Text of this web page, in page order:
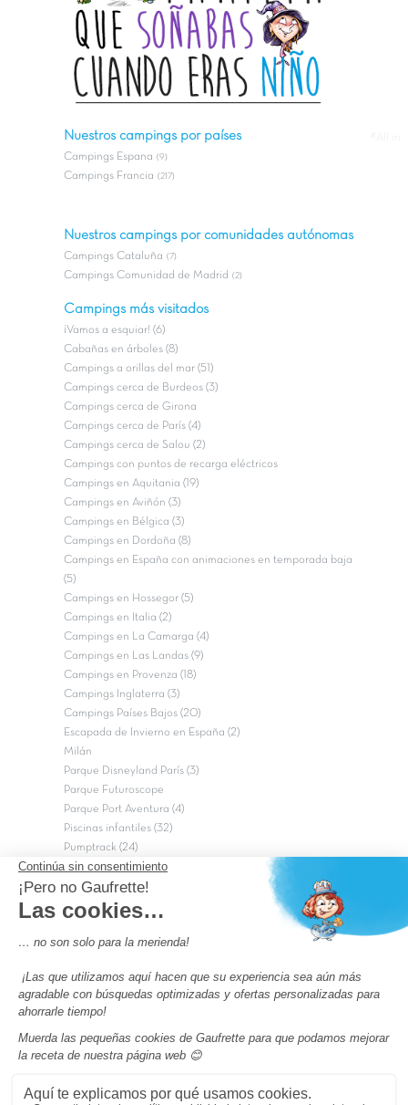
Nuestros campings por países
Campings Espana (9)
Campings Francia (217)
Nuestros campings por comunidades autónomas
Campings Cataluña (7)
Campings Comunidad de Madrid (2)
Campings más visitados
¡Vamos a esquiar! (6)
Cabañas en árboles (8)
Campings a orillas del mar (51)
Campings cerca de Burdeos (3)
Campings cerca de Girona
Campings cerca de París (4)
Campings cerca de Salou (2)
Campings con puntos de recarga eléctricos
Campings en Aquitania (19)
Campings en Aviñón (3)
Campings en Bélgica (3)
Campings en Dordoña (8)
Campings en España con animaciones en temporada baja
(5)
Campings en Hossegor (5)
Campings en Italia (2)
Campings en La Camarga (4)
Campings en Las Landas (9)
Campings en Provenza (18)
Campings Inglaterra (3)
Campings Países Bajos (20)
Escapada de Invierno en España (2)
Milán
Parque Disneyland París (3)
Parque Futuroscope
Parque Port Aventura (4)
Piscinas infantiles (32)
Pumptrack (24)
Puy du Fou (2)
Roma
Semana Santa (17)
Campings de 4 estrellas en Francia
Los camping con piscinas en Francia
Camping Barcelona
Camping Murcia
Camping Costa Brava
Camping Costa daurada
Pass camping